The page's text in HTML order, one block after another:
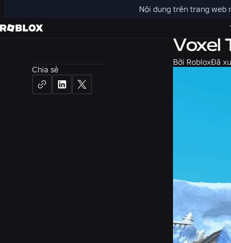
Nội dung trên trang web
Chia sẻ
Kỹ thuật
Voxel
Bởi RobloxĐã